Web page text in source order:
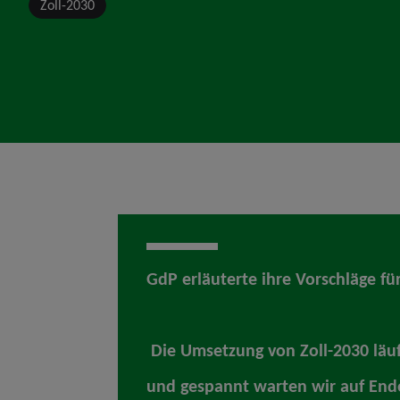
Zoll-2030
GdP erläuterte ihre Vorschläge
Die Umsetzung von Zoll-2030
und gespannt warten wir auf